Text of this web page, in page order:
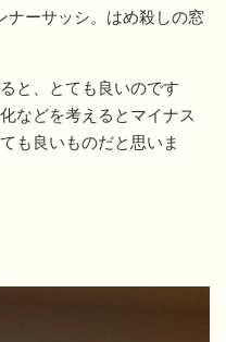
ナーサッシ。はめ殺しの窓
と、とても良いのです
などを考えるとマイナス
も良いものだと思いま